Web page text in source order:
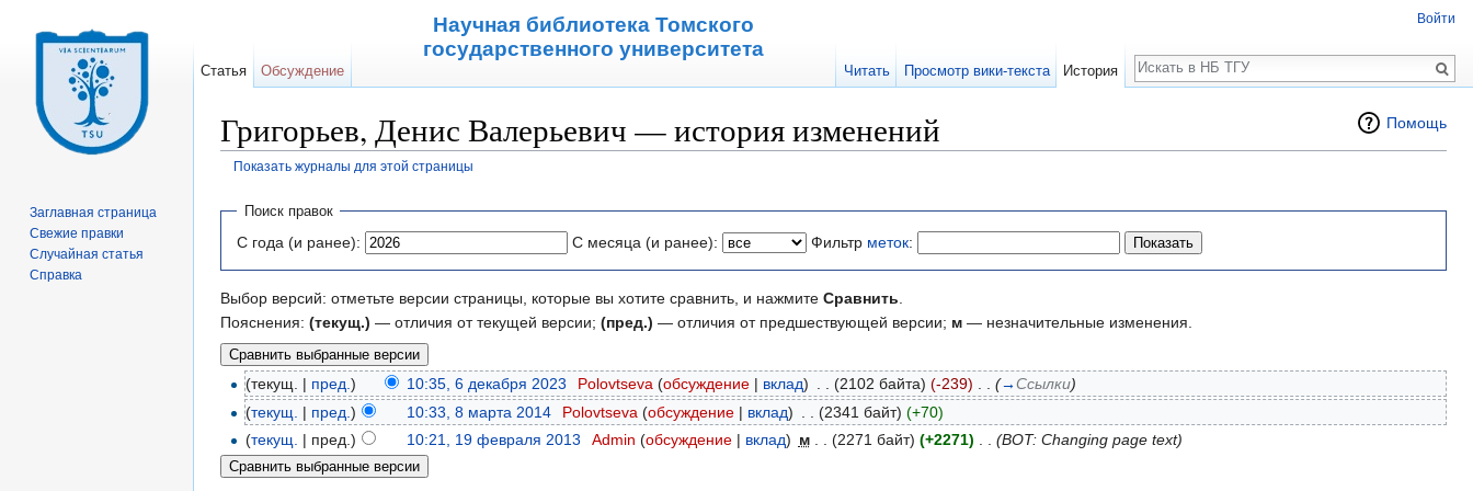
Помощь
Григорьев, Денис Валерьевич — история изменений
Показать журналы для этой страницы
Поиск правок
С года (и ранее): С месяца (и ранее): Фильтр меток:
Выбор версий: отметьте версии страницы, которые вы хотите сравнить, и нажмите Сравнить
Пояснения: (текущ.) — отличия от текущей версии; (пред.) — отличия от предшествующей версии; м — незначительные изменения.
(текущ. | пред.) 10:35, 6 декабря 2023 Polovtseva (обсуждение| вклад) (2102 байта) (-239) (→Ссылки)
(текущ. | пред.) 10:33, 8 марта 2014 Polovtseva (обсуждение| вклад) (2341 байт) (+70)
(текущ. | пред.) 10:21, 19 февраля 2013 Admin (обсуждение| вклад) м (2271 байт) (+2271) (BOT: Changing page text)
Войти
Статья Обсуждение Читать Просмотр вики-текста История
Поиск
Научная библиотека Томского
государственного университета
Заглавная страница
Свежие правки
Случайная статья
Справка